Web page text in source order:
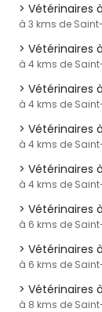
Vétérinaires à
à 3 kms de
Vétérinaires à
à 4 kms de
Vétérinaires à
à 4 kms de
Vétérinaires à
à 4 kms de
Vétérinaires à
à 4 kms de
Vétérinaires à
à 6 kms de
Vétérinaires à
à 6 kms de
Vétérinaires à
à 8 kms de